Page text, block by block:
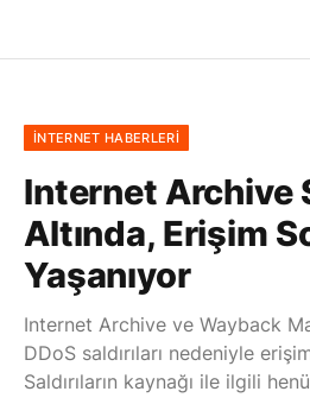
İNTERNET HABERLERI
Internet Archive
Altında, Erişim
Yaşanıyor
Internet Archive ve Wayback
DDoS saldırıları nedeniyle
Saldırıların kaynağı ile ilgili